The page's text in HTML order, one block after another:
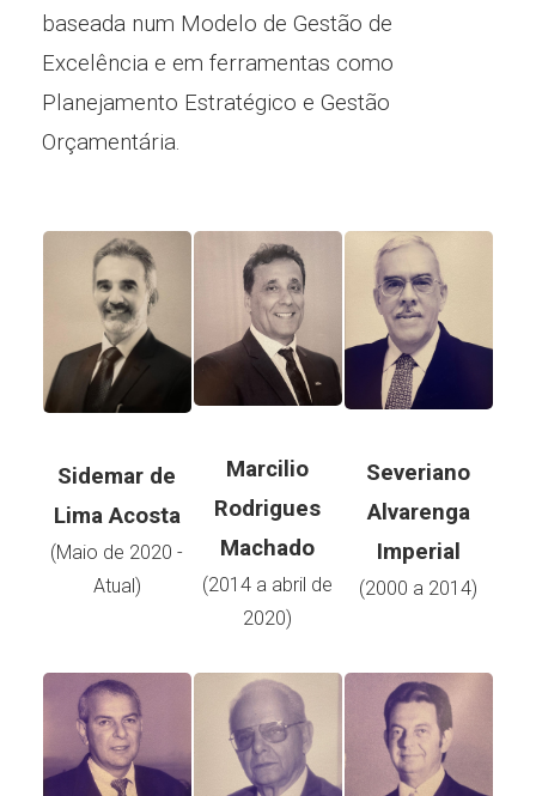
baseada num Modelo de Gestão de
Excelência e em ferramentas como
Planejamento Estratégico e Gestão
Orçamentária.
Sidemar de
Lima Acosta
(Maio de 2020 -
Atual)
Marcilio
Rodrigues
Machado
(2014 a abril de
2020)
Severiano
Alvarenga
Imperial
(2000 a 2014)